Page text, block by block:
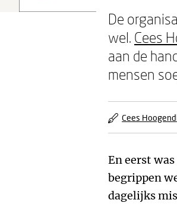
De
wel. Cees
aan de
mensen
Cees
En eerst
begrippen
dagelijks